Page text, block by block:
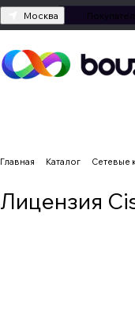
Москва
Главная Каталог Сетевые
Лицензия